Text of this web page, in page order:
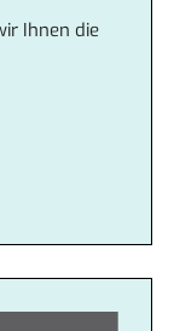
Ihnen die